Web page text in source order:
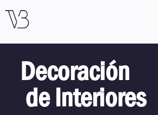
Decoración
de Interiores